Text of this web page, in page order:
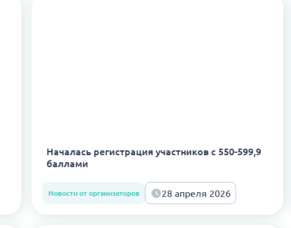
Началась регистрация участников с 550-599,9
баллами
Новости от организаторов 28 апреля 2026